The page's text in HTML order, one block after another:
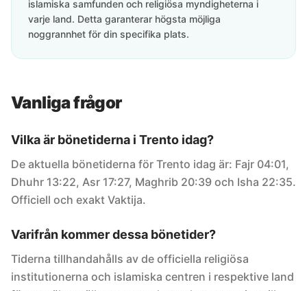
islamiska samfunden och religiösa myndigheterna i
varje land. Detta garanterar högsta möjliga
noggrannhet för din specifika plats.
Vanliga frågor
Vilka är bönetiderna i Trento idag?
De aktuella bönetiderna för Trento idag är: Fajr 04:01,
Dhuhr 13:22, Asr 17:27, Maghrib 20:39 och Isha 22:35.
Officiell och exakt Vaktija.
Varifrån kommer dessa bönetider?
Tiderna tillhandahålls av de officiella religiösa
institutionerna och islamiska centren i respektive land